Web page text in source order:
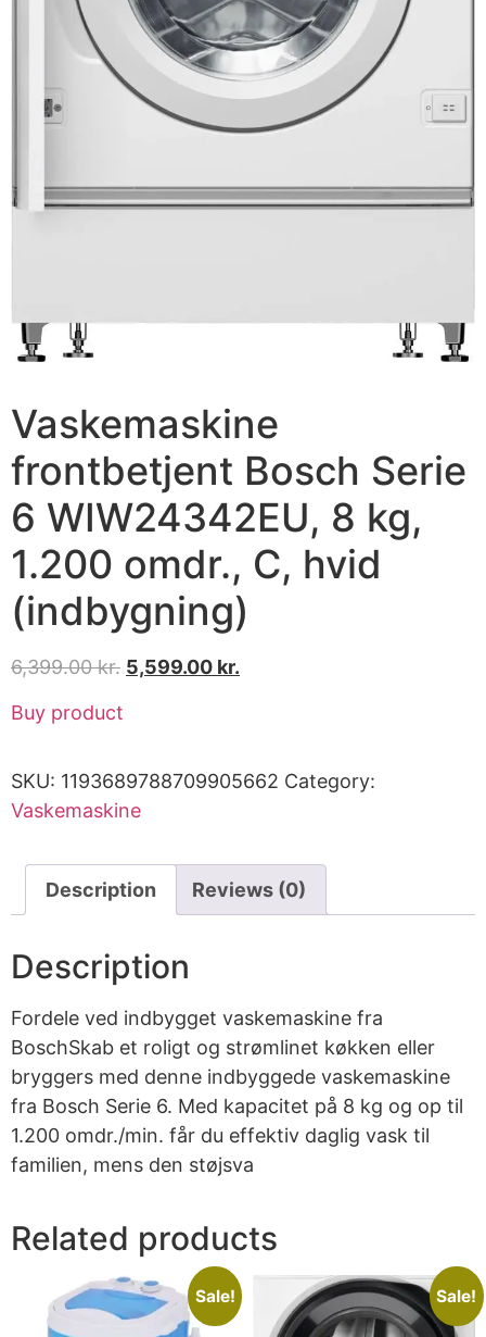
Vaskemaskine
frontbetjent Bosch Serie
6 WIW24342EU, 8 kg,
1.200 omdr., C, hvid
(indbygning)
6,399.00kr. 5,599.00 kr.
Buy product
SKU: 1193689788709905662 Category:
Vaskemaskine
Description Reviews (0)
Description
Fordele ved indbygget vaskemaskine fra
BoschSkab et roligt og strømlinet køkken eller
bryggers med denne indbyggede vaskemaskine
fra Bosch Serie 6. Med kapacitet på 8 kg og op til
1.200 omdr./min. får du effektiv daglig vask til
familien, mens den støjsva
Related products
Sale! Sale!